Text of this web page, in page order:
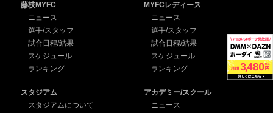
藤枝MYFC
ニュース
選手/スタッフ
試合日程/結果
スケジュール
ランキング
MYFCレディース
ニュース
選手/スタッフ
試合日程/結果
スケジュール
ランキング
スタジアム
スタジアムについて
アカデミー/スクール
ニュース